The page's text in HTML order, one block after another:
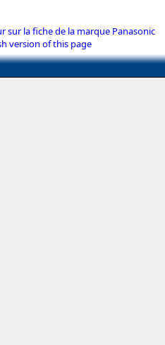
sur la fiche de la marque Panasonic
version of this page